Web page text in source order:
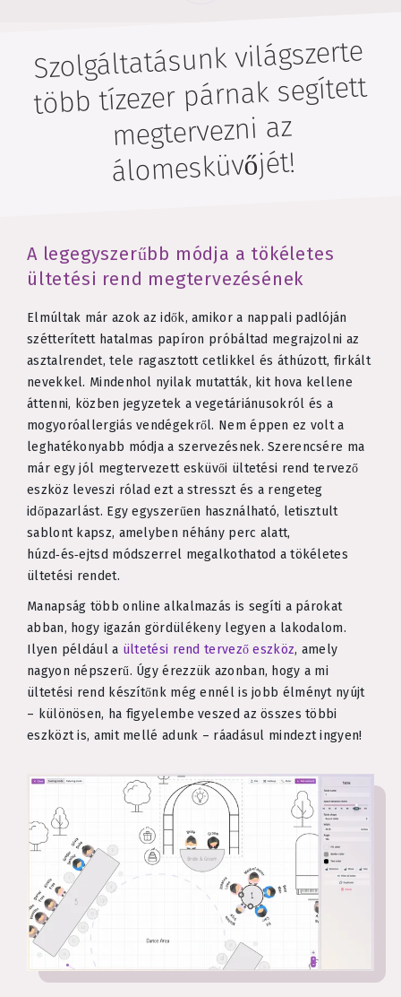
Szolgáltatásunk világszerte
több tízezer párnak segített
megtervezni az
álomesküvőjét!
A legegyszerűbb módja a tökéletes
ültetési rend megtervezésének
Elmúltak már azok az idők, amikor a nappali padlóján
szétterített hatalmas papíron próbáltad megrajzolni az
asztalrendet, tele ragasztott cetlikkel és áthúzott, firkált
nevekkel. Mindenhol nyilak mutatták, kit hova kellene
áttenni, közben jegyzetek a vegetáriánusokról és a
mogyoróallergiás vendégekről. Nem éppen ez volt a
leghatékonyabb módja a szervezésnek. Szerencsére ma
már egy jól megtervezett esküvői ültetési rend tervező
eszköz leveszi rólad ezt a stresszt és a rengeteg
időpazarlást. Egy egyszerűen használható, letisztult
sablont kapsz, amelyben néhány perc alatt,
húzd‑és‑ejtsd módszerrel megalkothatod a tökéletes
ültetési rendet.
Manapság több online alkalmazás is segíti a párokat
abban, hogy igazán gördülékeny legyen a lakodalom.
Ilyen például a ültetési rend tervező eszköz, amely
nagyon népszerű. Úgy érezzük azonban, hogy a mi
ültetési rend készítőnk még ennél is jobb élményt nyújt
– különösen, ha figyelembe veszed az összes többi
eszközt is, amit mellé adunk – ráadásul mindezt ingyen!